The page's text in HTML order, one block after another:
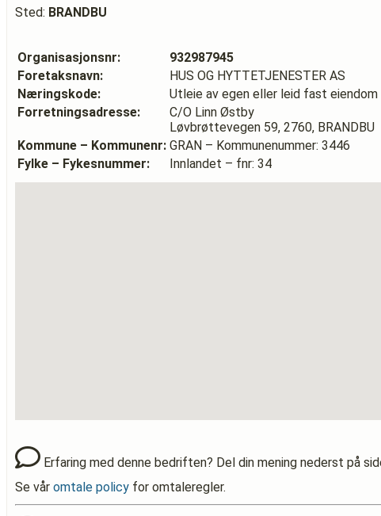
Sted: BRANDBU
Organisasjonsnr:
932987945
Foretaksnavn:
HUS OG HYTTETJENESTER AS
Næringskode:
Utleie av egen eller leid fast eiendom
Forretningsadresse:
C/O Linn Østby
Løvbrøttevegen 59, 2760, BRANDBU
Kommune – Kommunenr: GRAN – Kommunenummer: 3446
Fylke – Fykesnummer:
Innlandet – fnr: 34
Erfaring med denne bedriften? Del din mening nederst på
Se vår omtale policy for omtaleregler.